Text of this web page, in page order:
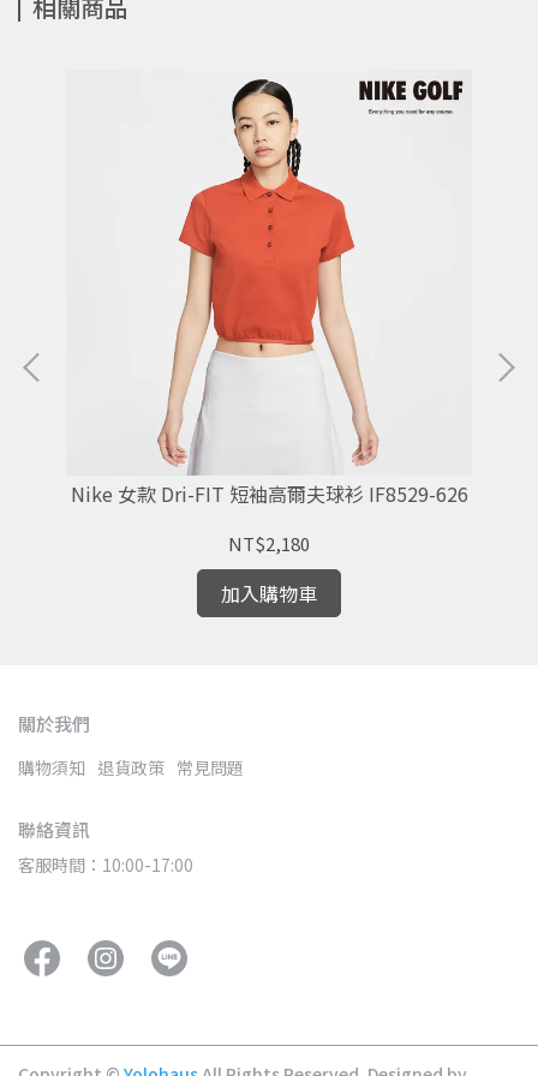
Nike 女款 Dri-FIT 短袖高爾夫球衫 IF8529-626
NT$2,180
加入購物車
關於我們
購物須知 退貨政策 常見問題
聯絡資訊
客服時間：10:00-17:00